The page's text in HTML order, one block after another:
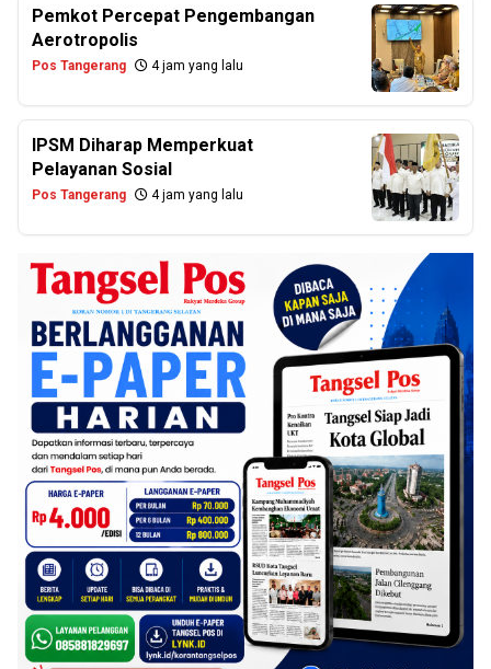
Pemkot Percepat Pengembangan
Aerotropolis
Pos Tangerang 4 jam yang lalu
IPSM Diharap Memperkuat
Pelayanan Sosial
Pos Tangerang 4 jam yang lalu